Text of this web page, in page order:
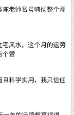
风水，这个月的运势
赞
科学实用，我只信任
年的运势都算得很
就被诈骗了一笔不小